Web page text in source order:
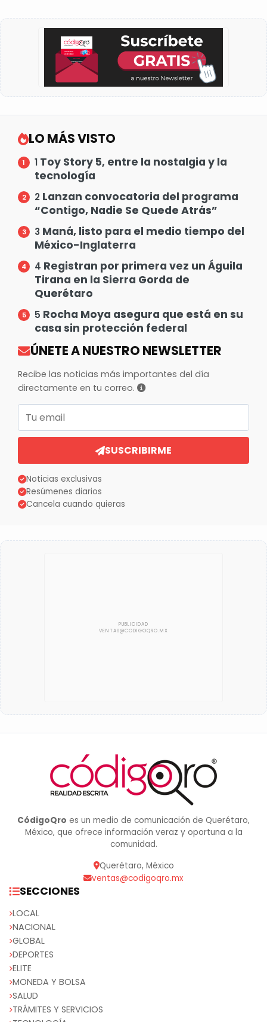
LO MÁS VISTO
1 Toy Story 5, entre la nostalgia y la
tecnología
2 Lanzan convocatoria del programa
“Contigo, Nadie Se Quede Atrás”
3 Maná, listo para el medio tiempo del
México-Inglaterra
4 Registran por primera vez un Águila
Tirana en la Sierra Gorda de
Querétaro
5 Rocha Moya asegura que está en su
casa sin protección federal
ÚNETE A NUESTRO NEWSLETTER
Recibe las noticias más importantes del día
directamente en tu correo.
Correo electrónico
SUSCRIBIRME
Noticias exclusivas
Resúmenes diarios
Cancela cuando quieras
CódigoQro es un medio de comunicación de Querétaro,
México, que ofrece información veraz y oportuna a la
comunidad.
Querétaro, México
ventas@codigoqro.mx
SECCIONES
LOCAL
NACIONAL
GLOBAL
DEPORTES
ELITE
MONEDA Y BOLSA
SALUD
TRÁMITES Y SERVICIOS